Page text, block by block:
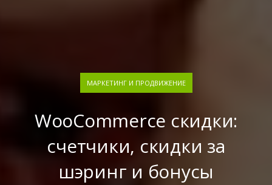
МАРКЕТИНГ И ПРОДВИЖЕНИЕ
WooCommerce скидки:
счетчики, скидки за
шэринг и бонусы